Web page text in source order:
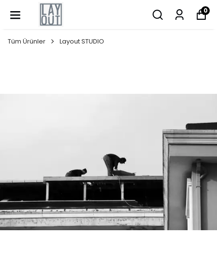
0
Tüm Ürünler Layout STUDIO